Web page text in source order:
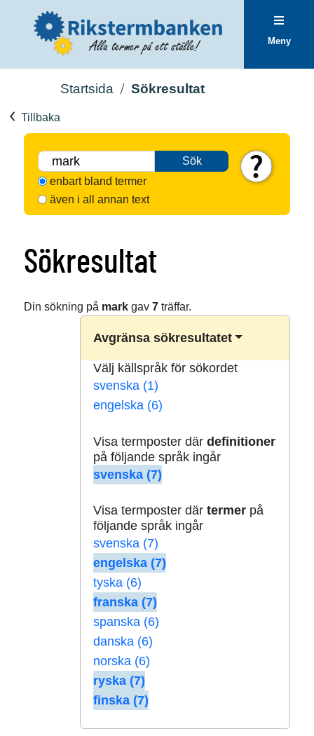
Meny
Startsida Sökresultat
Tillbaka
Sök
enbart bland termer
även i all annan text
Sökresultat
Din sökning på markgav 7träffar.
Avgränsa sökresultatet
Välj källspråk för sökordet
svenska (1)
engelska (6)
Visa termposter där definitioner
på följande språk ingår
svenska (7)
Visa termposter där termerpå
följande språk ingår
svenska (7)
engelska (7)
tyska (6)
franska (7)
spanska (6)
danska (6)
norska (6)
ryska (7)
finska (7)